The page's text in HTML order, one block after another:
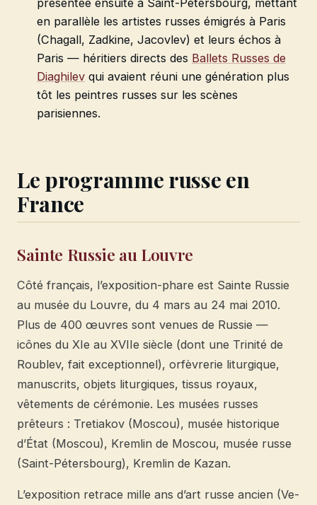
présentée ensuite à Saint-Pétersbourg, mettant
en parallèle les artistes russes émigrés à Paris
(Chagall, Zadkine, Jacovlev) et leurs échos à
Paris — héritiers directs des Ballets Russes de
Diaghilev qui avaient réuni une génération plus
tôt les peintres russes sur les scènes
parisiennes.
Le programme russe en
France
Sainte Russie au Louvre
Côté français, l’exposition-phare est Sainte Russie
au musée du Louvre, du 4 mars au 24 mai 2010.
Plus de 400 œuvres sont venues de Russie —
icônes du XIe au XVIIe siècle (dont une Trinité de
Roublev, fait exceptionnel), orfèvrerie liturgique,
manuscrits, objets liturgiques, tissus royaux,
vêtements de cérémonie. Les musées russes
prêteurs : Tretiakov (Moscou), musée historique
d’État (Moscou), Kremlin de Moscou, musée russe
(Saint-Pétersbourg), Kremlin de Kazan.
L’exposition retrace mille ans d’art russe ancien (Ve-